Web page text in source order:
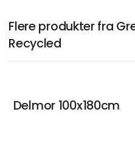
Flere produkter fra
Recycled
Delmor 100x180cm